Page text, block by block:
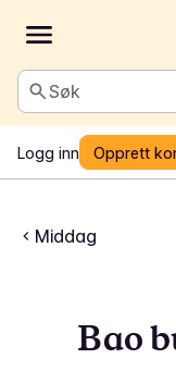
Søk
Logg inn Opprett
Middag
Bao